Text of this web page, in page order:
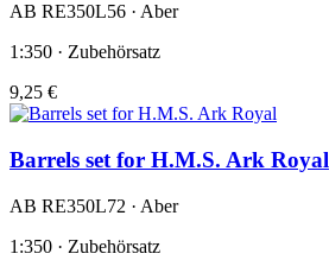
AB RE350L56 · Aber
1:350 · Zubehörsatz
9,25 €
Barrels set for H.M.S. Ark Royal
AB RE350L72 · Aber
1:350 · Zubehörsatz